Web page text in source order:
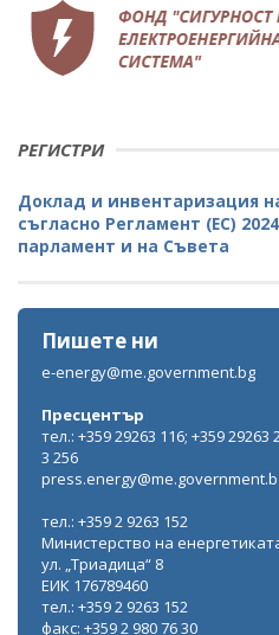
РЕГИСТРИ
Доклад и инвентаризация
съгласно Регламент (ЕС)
парламент и на Съвета
Пишете ни
e-energy@me.government.bg
Пресцентър
тел.: +359 29263 116; +359 29263
3 256
тел.: +359 2 9263 152
Министерство на
ул. „Триадица“ 8
ЕИК 176789460
тел.: +359 2 9263 152
факс: +359 2 980 76 30